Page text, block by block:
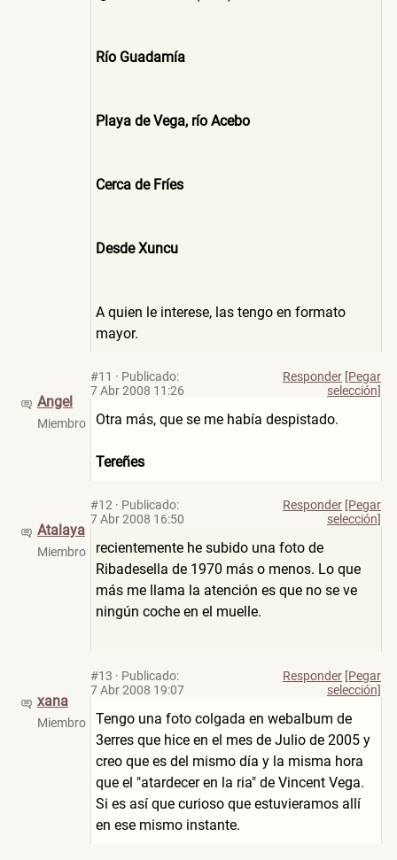
Río Guadamía
Playa de Vega, río Acebo
Cerca de Fríes
Desde Xuncu
A quien le interese, las tengo en formato
mayor.
Angel
Miembro
#11 · Publicado:
7 Abr 2008 11:26
Responder [Pegar
selección]
Otra más, que se me había despistado.
Tereñes
Atalaya
Miembro
#12 · Publicado:
7 Abr 2008 16:50
Responder [Pegar
selección]
recientemente he subido una foto de
Ribadesella de 1970 más o menos. Lo que
más me llama la atención es que no se ve
ningún coche en el muelle.
xana
Miembro
#13 · Publicado:
7 Abr 2008 19:07
Responder [Pegar
selección]
Tengo una foto colgada en webalbum de
3erres que hice en el mes de Julio de 2005 y
creo que es del mismo día y la misma hora
que el "atardecer en la ria" de Vincent Vega.
Si es así que curioso que estuvieramos allí
en ese mismo instante.